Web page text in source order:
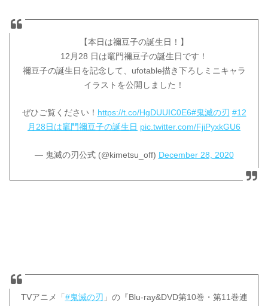
【本日は禰󠄀豆子の誕生日！】
12月28 日は竈門禰󠄀豆子の誕生日です！
禰󠄀豆子の誕生日を記念して、ufotable描き下ろしミニキャラ
イラストを公開しました！
ぜひご覧ください！ https://t.co/HgDUUIC0E6#鬼滅の刃 #12
月28日は竈門禰󠄀豆子の誕生日 pic.twitter.com/FjiPyxkGU6
— 鬼滅の刃公式 (@kimetsu_off) December 28, 2020
TVアニメ「 #鬼滅の刃 」の『Blu-ray&DVD第10巻・第11巻連